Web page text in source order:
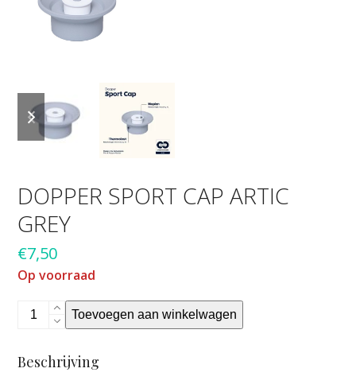
previous
slide
next
slide
DOPPER SPORT CAP ARTIC
GREY
€7,50
Op voorraad
Dopper
Artic
Toevoegen aan winkelwagen
Beschrijving